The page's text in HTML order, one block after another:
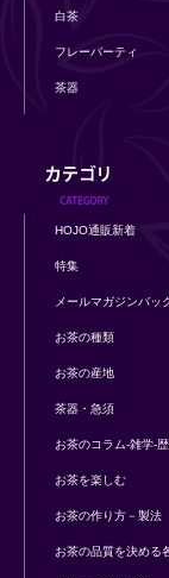
白茶
フレーバーティ
茶器
HOJO通販新着
特集
メールマガジンバッ
お茶の種類
お茶の産地
茶器・急須
お茶のコラム-雑学-
お茶を楽しむ
お茶の作り方－製法
お茶の品質を決める